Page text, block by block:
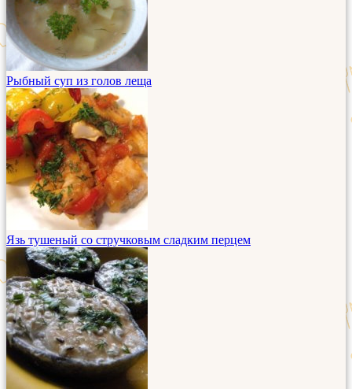
Рыбный суп из голов леща
Язь тушеный со стручковым сладким перцем